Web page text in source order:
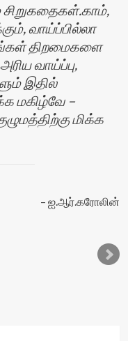
வாய்ப்பில்லா
திறமைகளை
வாய்ப்பு,
இதில்
மகிழ்வே –
மிக்க
ஐ.ஆர்.கரோலின்